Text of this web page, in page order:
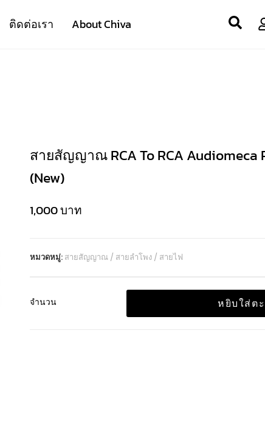
ติดต่อเรา About Chiva
สายสัญญาณ RCA To RCA Audiomeca
(New)
1,000บาท
หมวดหมู่: สายสัญญาณ / สายลำโพง / สายไฟ
จำนวน หยิบใส่ต